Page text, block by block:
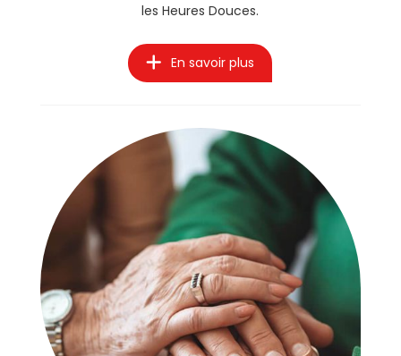
les Heures Douces.
En savoir plus